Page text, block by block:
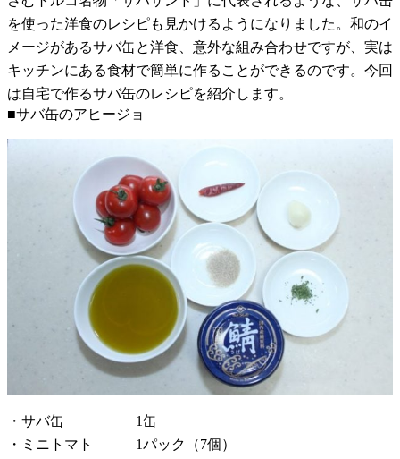
を使った洋食のレシピも見かけるようになりました。和のイ
メージがあるサバ缶と洋食、意外な組み合わせですが、実は
キッチンにある食材で簡単に作ることができるのです。今回
は自宅で作るサバ缶のレシピを紹介します。
■サバ缶のアヒージョ
・サバ缶 1缶
・ミニトマト 1パック（7個）